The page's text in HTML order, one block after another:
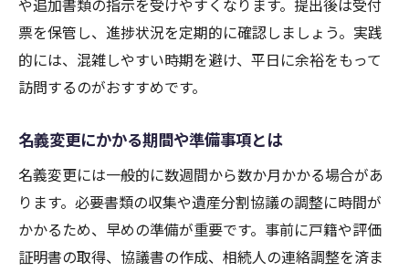
や追加書類の指示を受けやすくなります。提出後は受付
票を保管し、進捗状況を定期的に確認しましょう。実践
的には、混雑しやすい時期を避け、平日に余裕をもって
訪問するのがおすすめです。
名義変更にかかる期間や準備事項とは
名義変更には一般的に数週間から数か月かかる場合があ
ります。必要書類の収集や遺産分割協議の調整に時間が
かかるため、早めの準備が重要です。事前に戸籍や評価
証明書の取得、協議書の作成、相続人の連絡調整を済ま